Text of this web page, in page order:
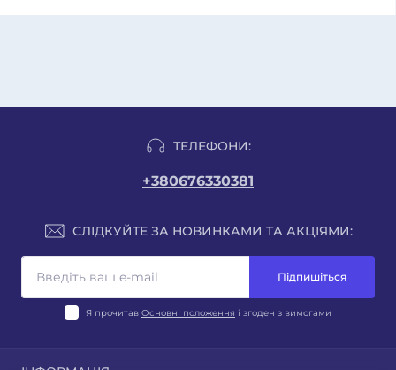
ТЕЛЕФОНИ:
+380676330381
СЛІДКУЙТЕ ЗА НОВИНКАМИ ТА АКЦІЯМИ:
Підпишіться
Я прочитав Основні положення і згоден з вимогами